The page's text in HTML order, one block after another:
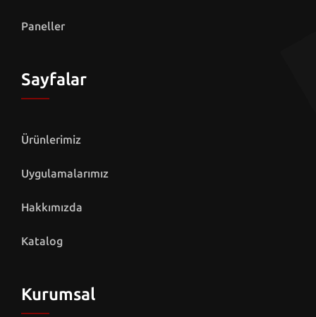
Paneller
Sayfalar
Ürünlerimiz
Uygulamalarımız
Hakkımızda
Katalog
Kurumsal